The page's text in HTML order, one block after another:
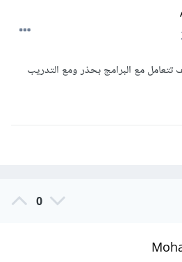
مع البرامج بحذر ومع التدريب
0